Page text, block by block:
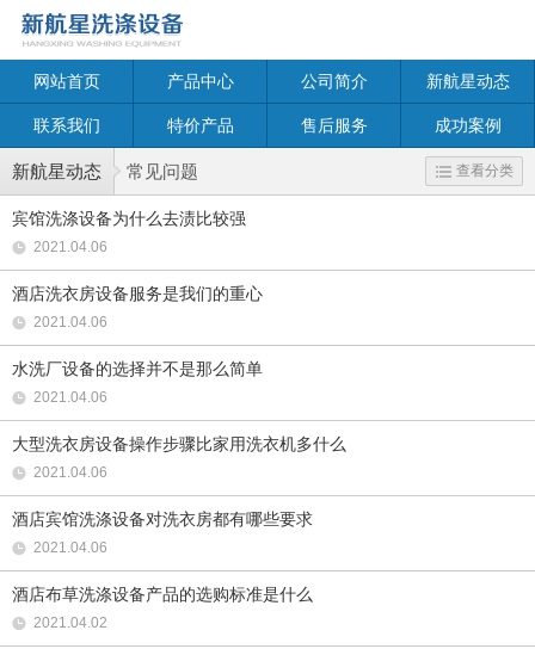
网站首页 产品中心 公司简介 新航星动态
联系我们 特价产品 售后服务 成功案例
新航星动态 常见问题 查看分类
宾馆洗涤设备为什么去渍比较强
2021.04.06
酒店洗衣房设备服务是我们的重心
2021.04.06
水洗厂设备的选择并不是那么简单
2021.04.06
大型洗衣房设备操作步骤比家用洗衣机多什么
2021.04.06
酒店宾馆洗涤设备对洗衣房都有哪些要求
2021.04.06
酒店布草洗涤设备产品的选购标准是什么
2021.04.02